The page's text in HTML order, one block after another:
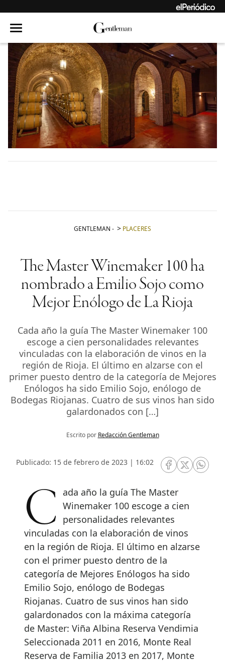
GENTLEMAN - PLACERES
The Master Winemaker 100 ha
nombrado a Emilio Sojo como
Mejor Enólogo de La Rioja
Cada año la guía The Master Winemaker 100
escoge a cien personalidades relevantes
vinculadas con la elaboración de vinos en la
región de Rioja. El último en alzarse con el
primer puesto dentro de la categoría de Mejores
Enólogos ha sido Emilio Sojo, enólogo de
Bodegas Riojanas. Cuatro de sus vinos han sido
galardonados con […]
Escrito por Redacción Gentleman
Publicado: 15 de febrero de 2023 | 16:02
RRSS Facebook
RRSSRRSS
Cada año la guía The Master
Winemaker 100 escoge a cien
personalidades relevantes
vinculadas con la elaboración de vinos
en la región de Rioja. El último en alzarse
con el primer puesto dentro de la
categoría de Mejores Enólogos ha sido
Emilio Sojo, enólogo de Bodegas
Riojanas. Cuatro de sus vinos han sido
galardonados con la máxima categoría
de Master: Viña Albina Reserva Vendimia
Seleccionada 2011 en 2016, Monte Real
Reserva de Familia 2013 en 2017, Monte